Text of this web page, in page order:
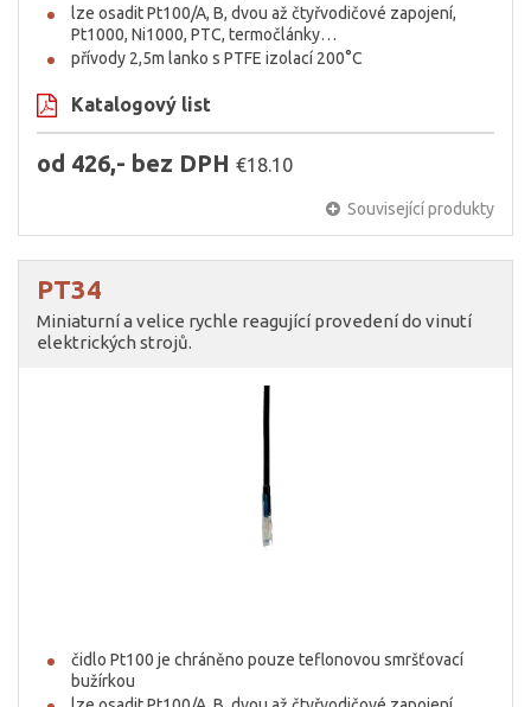
lze osadit Pt100/A, B, dvou až čtyřvodičové zapojení,
Pt1000, Ni1000, PTC, termočlánky…
přívody 2,5m lanko s PTFE izolací 200°C
Katalogový list
od 426,- bez DPH €18.10
Související produkty
PT34
Miniaturní a velice rychle reagující provedení do vinutí
elektrických strojů.
čidlo Pt100 je chráněno pouze teflonovou smršťovací
bužírkou